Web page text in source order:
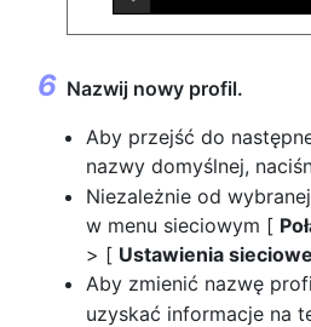
Nazwij nowy profil.
Aby przejść do
nazwy domyślnej,
Niezależnie od
w menu sieciowym [
> [ Ustawienia sieciowe
Aby zmienić nazwę
uzyskać informacje na